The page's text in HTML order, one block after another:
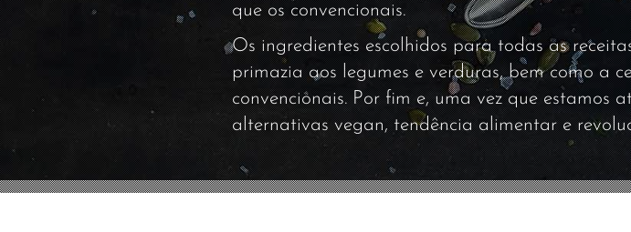
que os convencionais.
Os ingredientes escolhidos para todas as
primazia aos legumes e verduras, bem como a
convencionais. Por fim e, uma vez que estamos
alternativas vegan, tendência alimentar e